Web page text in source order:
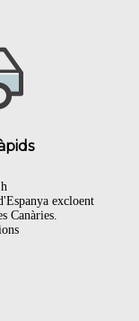
excloent
Canàries.